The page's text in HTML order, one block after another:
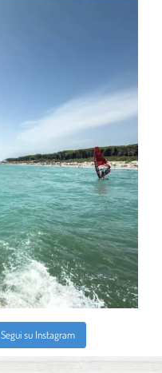
Segui su Instagram